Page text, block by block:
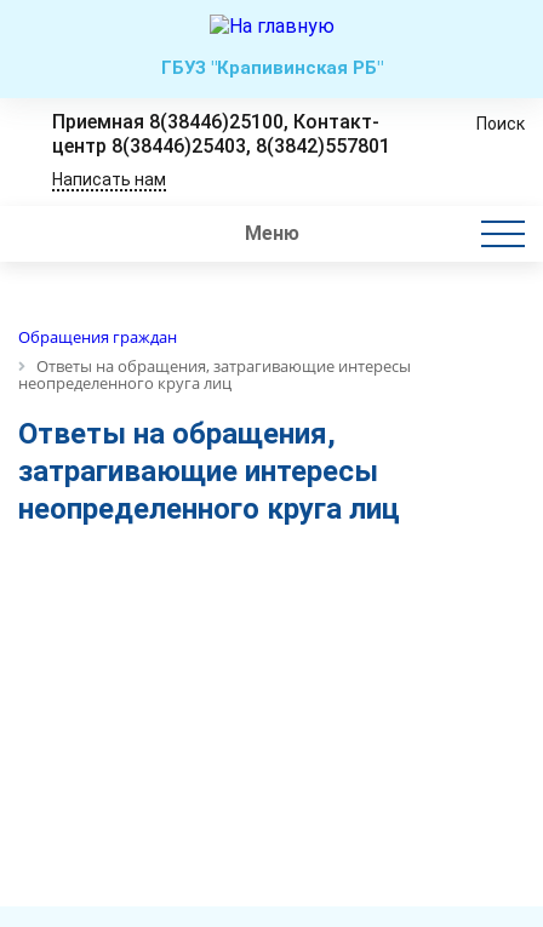
ГБУЗ "Крапивинская РБ"
Приемная 8(38446)25100, Контакт-
центр 8(38446)25403, 8(3842)557801
Написать нам
Поиск
Меню
Обращения граждан
Ответы на обращения, затрагивающие интересы
неопределенного круга лиц
Ответы на обращения,
затрагивающие интересы
неопределенного круга лиц